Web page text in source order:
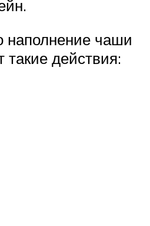
наполнение чаши
действия: